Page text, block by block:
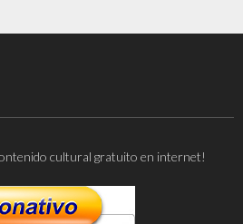
p
r
cultural gratuito en internet!